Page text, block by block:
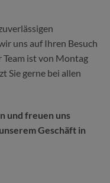
uns auf Ihren Besuch
Team ist von Montag
Sie gerne bei allen
und freuen uns
Geschäft in